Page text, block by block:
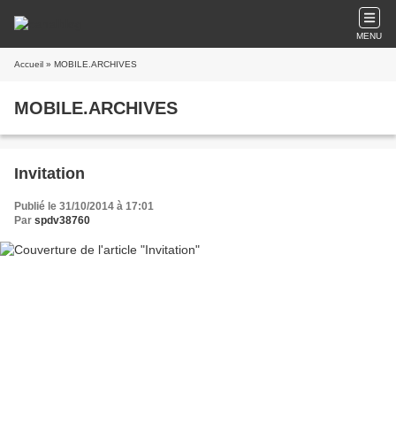
MENU
Accueil » MOBILE.ARCHIVES
MOBILE.ARCHIVES
Invitation
Publié le 31/10/2014 à 17:01
Par spdv38760